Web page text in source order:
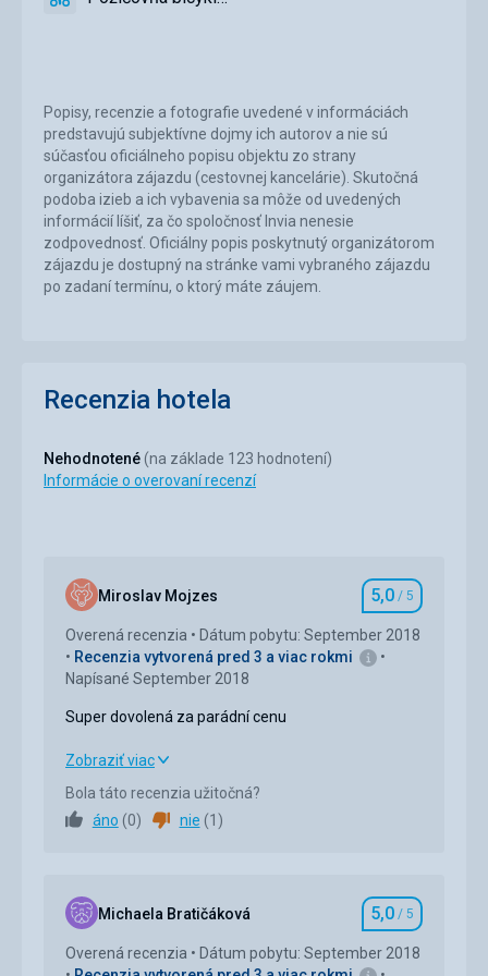
Popisy, recenzie a fotografie uvedené v informáciách
predstavujú subjektívne dojmy ich autorov a nie sú
súčasťou oficiálneho popisu objektu zo strany
organizátora zájazdu (cestovnej kancelárie). Skutočná
podoba izieb a ich vybavenia sa môže od uvedených
informácií líšiť, za čo spoločnosť Invia nenesie
zodpovednosť. Oficiálny popis poskytnutý organizátorom
zájazdu je dostupný na stránke vami vybraného zájazdu
po zadaní termínu, o ktorý máte záujem.
Požičovňa
áno
Recenzia hotela
Nehodnotené (na základe 123 hodnotení)
Informácie o overovaní recenzí
Miroslav Mojzes Hodnotenie
5,0 / 5
Overená recenzia
Dátum pobytu: September 2018
Recenzia vytvorená pred 3 a viac rokmi
Napísané September 2018
Super dovolená za parádní cenu
Super dovolená za parádní cenu
Strava
Služby 5,0/ 5
Zobraziť viac
Bola táto recenzia užitočná?
áno (0) nie (1 )
Michaela Bratičáková Hodnotenie
5,0 / 5
Overená recenzia
Dátum pobytu: September 2018